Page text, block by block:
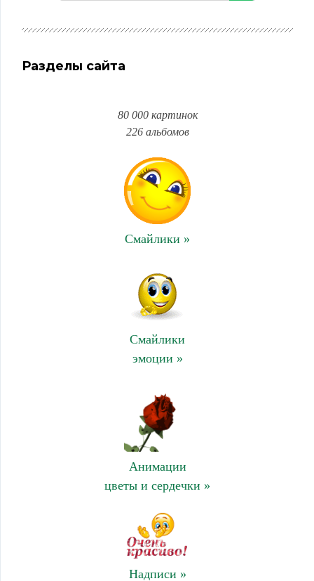
Разделы сайта
80 000 картинок
226 альбомов
Смайлики »
Смайлики
эмоции »
Анимации
цветы и сердечки »
Надписи »